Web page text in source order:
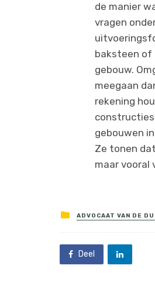
de manier
vragen
baksteen of
gebouw.
meegaan
rekening
constructies
gebouwen
Ze tonen
maar vooral
ADVOCAAT VAN DE
Deel